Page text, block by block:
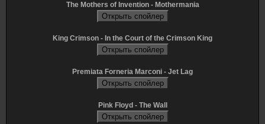
The Mothers of Invention - Mothermania
King Crimson - In the Court of the Crimson King
Premiata Forneria Marconi - Jet Lag
Pink Floyd - The Wall